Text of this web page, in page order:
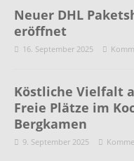
Neuer DHL
eröffnet
16. September 2025
Köstliche Vielfalt
Freie Plätze im
Bergkamen
9. September 2025